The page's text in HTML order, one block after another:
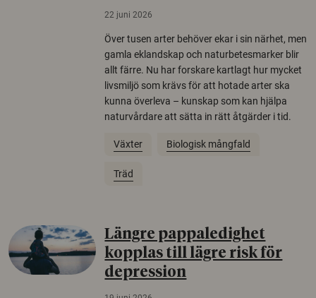
22 juni 2026
Över tusen arter behöver ekar i sin närhet, men
gamla eklandskap och naturbetesmarker blir
allt färre. Nu har forskare kartlagt hur mycket
livsmiljö som krävs för att hotade arter ska
kunna överleva – kunskap som kan hjälpa
naturvårdare att sätta in rätt åtgärder i tid.
Växter Biologisk mångfald
Träd
Längre pappaledighet
kopplas till lägre risk för
depression